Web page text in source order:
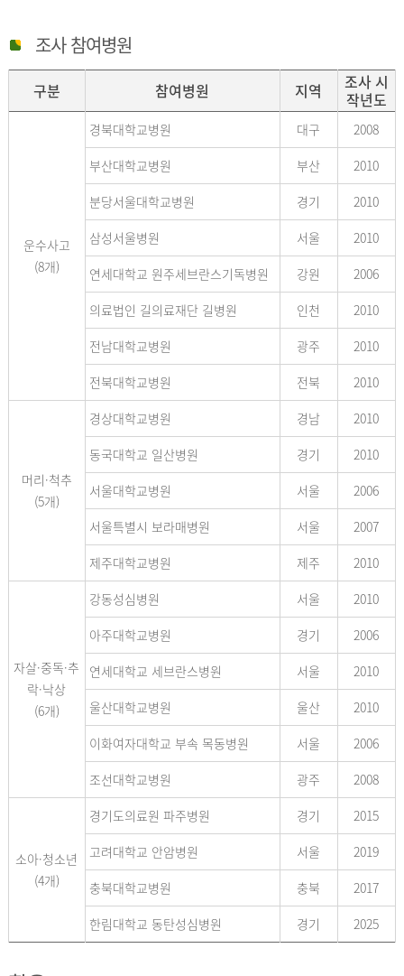
조사 참여병원
구분 참여병원 지역
조사 시
작년도
운수사고
(8개)
경북대학교병원 대구
2008
부산대학교병원
부산
2010
분당서울대학교병원
경기
2010
삼성서울병원
서울
2010
연세대학교 원주세브란스기독병원
강원
2006
의료법인 길의료재단 길병원
인천
2010
전남대학교병원
광주
2010
전북대학교병원
전북 2010
머리·척추
(5개)
경상대학교병원 경남
2010
동국대학교 일산병원
경기
2010
서울대학교병원
서울
2006
서울특별시 보라매병원
서울
2007
제주대학교병원
제주 2010
자살·중독·추
락·낙상
(6개)
강동성심병원 서울
2010
아주대학교병원
경기
2006
연세대학교 세브란스병원
서울
2010
울산대학교병원
울산
2010
이화여자대학교 부속 목동병원
서울
2006
조선대학교병원
광주 2008
소아·청소년
(4개)
경기도의료원 파주병원 경기
2015
고려대학교 안암병원
서울
2019
충북대학교병원
충북
2017
한림대학교 동탄성심병원
경기 2025